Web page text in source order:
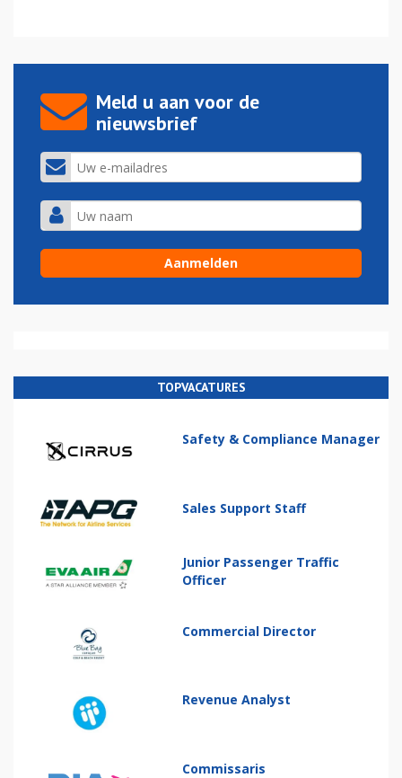
Meld u aan voor de
nieuwsbrief
TOPVACATURES
Safety & Compliance Manager
Sales Support Staff
Junior Passenger Traffic
Officer
Commercial Director
Revenue Analyst
Commissaris